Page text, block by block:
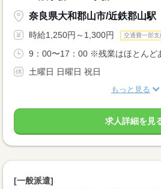
奈良県大和郡山市/近鉄郡山駅
時給1,250円～1,300円 交通費一部支
9：00〜17：00 ※残業はほとんど
土曜日 日曜日 祝日
もっと見る
求人詳細を見
[一般派遣]